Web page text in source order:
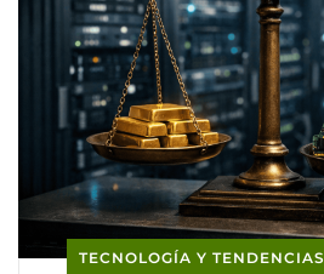
TECNOLOGÍA Y TENDENCIAS